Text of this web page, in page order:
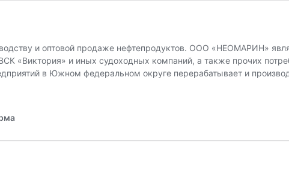
и оптовой продаже нефтепродуктов. ООО «НЕОМАРИН»
«Виктория» и иных судоходных компаний, а также прочих
в Южном федеральном округе перерабатывает и